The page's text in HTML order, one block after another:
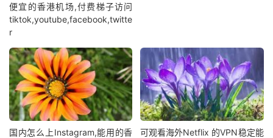
便宜的香港机场,付费梯子访问
tiktok,youtube,facebook,twitte
r
国内怎么上Instagram,能用的香
可观看海外Netflix 的VPN稳定能